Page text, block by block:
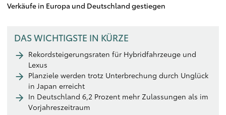
Verkäufe in Europa und Deutschland gestiegen
DAS WICHTIGSTE IN KÜRZE
Rekordsteigerungsraten für Hybridfahrzeuge und
Lexus
Planziele werden trotz Unterbrechung durch Unglück
in Japan erreicht
In Deutschland 6,2 Prozent mehr Zulassungen als im
Vorjahreszeitraum